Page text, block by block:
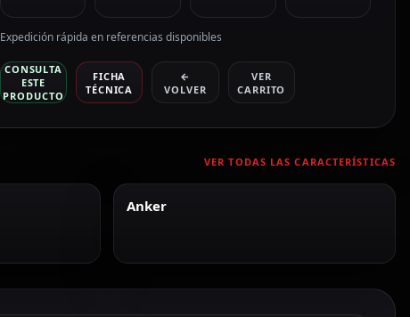
Expedición rápida en referencias disponibles
CONSULTA
ESTE
PRODUCTO
FICHA
TÉCNICA
←
VOLVER
VER
CARRITO
VER TODAS LAS CARACTERÍSTICAS
Anker